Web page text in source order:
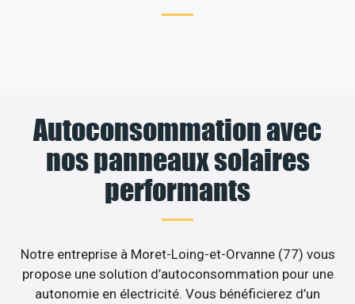
Autoconsommation avec
nos panneaux solaires
performants
Notre entreprise à Moret-Loing-et-Orvanne (77) vous
propose une solution d’autoconsommation pour une
autonomie en électricité. Vous bénéficierez d’un